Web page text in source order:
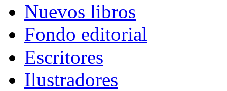
Nuevos libros
Fondo editorial
Escritores
Ilustradores